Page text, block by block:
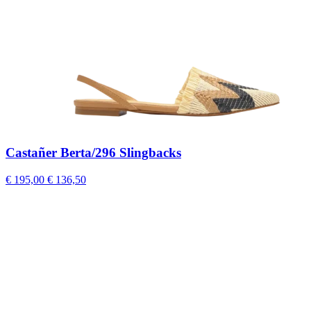
Castañer Berta/296 Slingbacks
€ 195,00 € 136,50